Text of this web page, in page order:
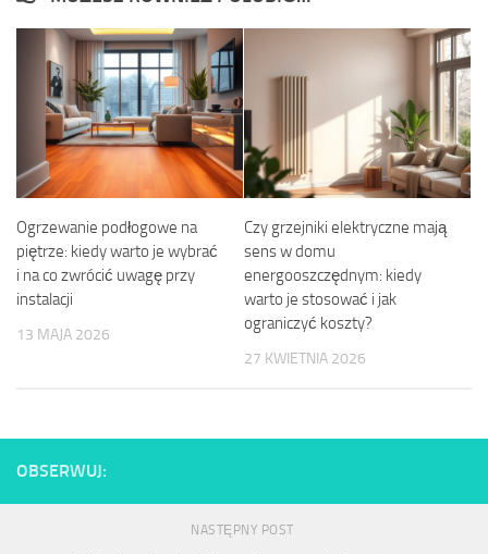
Ogrzewanie podłogowe na
piętrze: kiedy warto je wybrać
i na co zwrócić uwagę przy
instalacji
13 MAJA 2026
Czy grzejniki elektryczne mają
sens w domu
energooszczędnym: kiedy
warto je stosować i jak
ograniczyć koszty?
27 KWIETNIA 2026
OBSERWUJ:
NASTĘPNY POST